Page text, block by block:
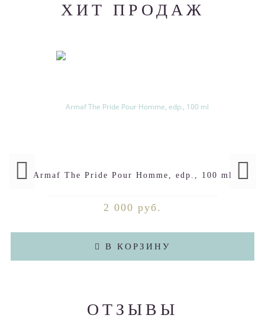
ХИТ ПРОДАЖ
Armaf The Pride Pour Homme, edp., 100 ml
2 000 руб.
В КОРЗИНУ
ОТЗЫВЫ